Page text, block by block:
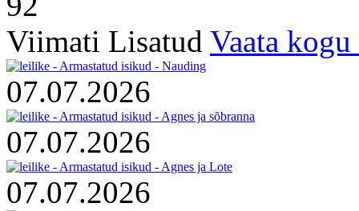
Viimati Lisatud Vaata
07.07.2026
07.07.2026
07.07.2026